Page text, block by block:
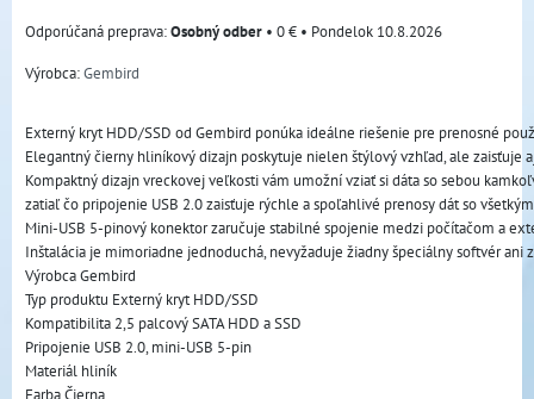
Osobný odber • 0 € • Pondelok 10.8.2026
Výrobca:Gembird
Externý kryt HDD/SSD od Gembird ponúka ideálne riešenie pre prenosné
Elegantný čierny hliníkový dizajn poskytuje nielen štýlový vzhľad, ale zaisťuje
Kompaktný dizajn vreckovej veľkosti vám umožní vziať si dáta so sebou
zatiaľ čo pripojenie USB 2.0 zaisťuje rýchle a spoľahlivé prenosy dát so
Mini-USB 5-pinový konektor zaručuje stabilné spojenie medzi počítačom a
Inštalácia je mimoriadne jednoduchá, nevyžaduje žiadny špeciálny softvér
Výrobca Gembird
Typ produktu Externý kryt HDD/SSD
Kompatibilita 2,5 palcový SATA HDD a SSD
Pripojenie USB 2.0, mini-USB 5-pin
Materiál hliník
Farba Čierna